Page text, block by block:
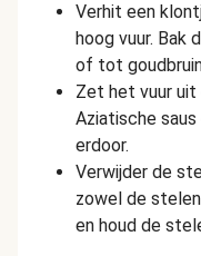
Verhit een
hoog vuur. Bak
of tot
Zet het vuur uit
Aziatische
erdoor.
Verwijder de
zowel de
en houd de